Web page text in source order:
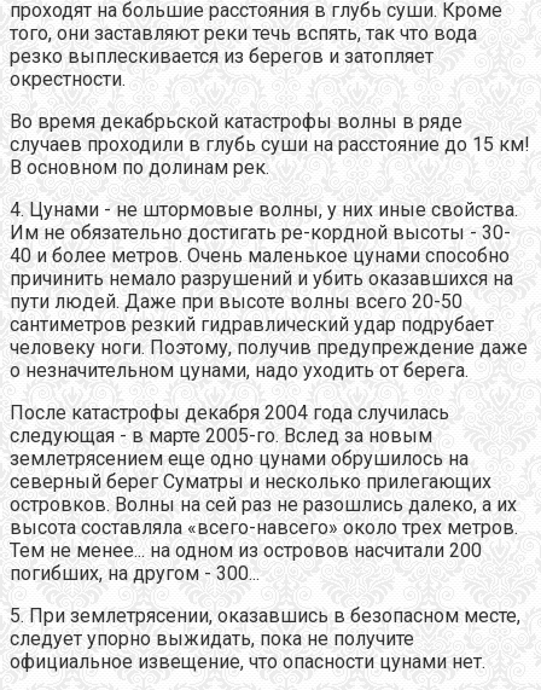
проходят на большие расстояния в глубь суши. Кроме
того, они заставляют реки течь вспять, так что вода
резко выплескивается из берегов и затопляет
окрестности.
Во время декабрьской катастрофы волны в ряде
случаев проходили в глубь суши на расстояние до 15 км!
В основном по долинам рек.
4. Цунами - не штормовые волны, у них иные свойства.
Им не обязательно достигать ре-кордной высоты - 30-
40 и более метров. Очень маленькое цунами способно
причинить немало разрушений и убить оказавшихся на
пути людей. Даже при высоте волны всего 20-50
сантиметров резкий гидравлический удар подрубает
человеку ноги. Поэтому, получив предупреждение даже
о незначительном цунами, надо уходить от берега.
После катастрофы декабря 2004 года случилась
следующая - в марте 2005-го. Вслед за новым
землетрясением еще одно цунами обрушилось на
северный берег Суматры и несколько прилегающих
островков. Волны на сей раз не разошлись далеко, а их
высота составляла «всего-навсего» около трех метров.
Тем не менее... на одном из островов насчитали 200
погибших, на другом - 300...
5. При землетрясении, оказавшись в безопасном месте,
следует упорно выжидать, пока не получите
официальное извещение, что опасности цунами нет.